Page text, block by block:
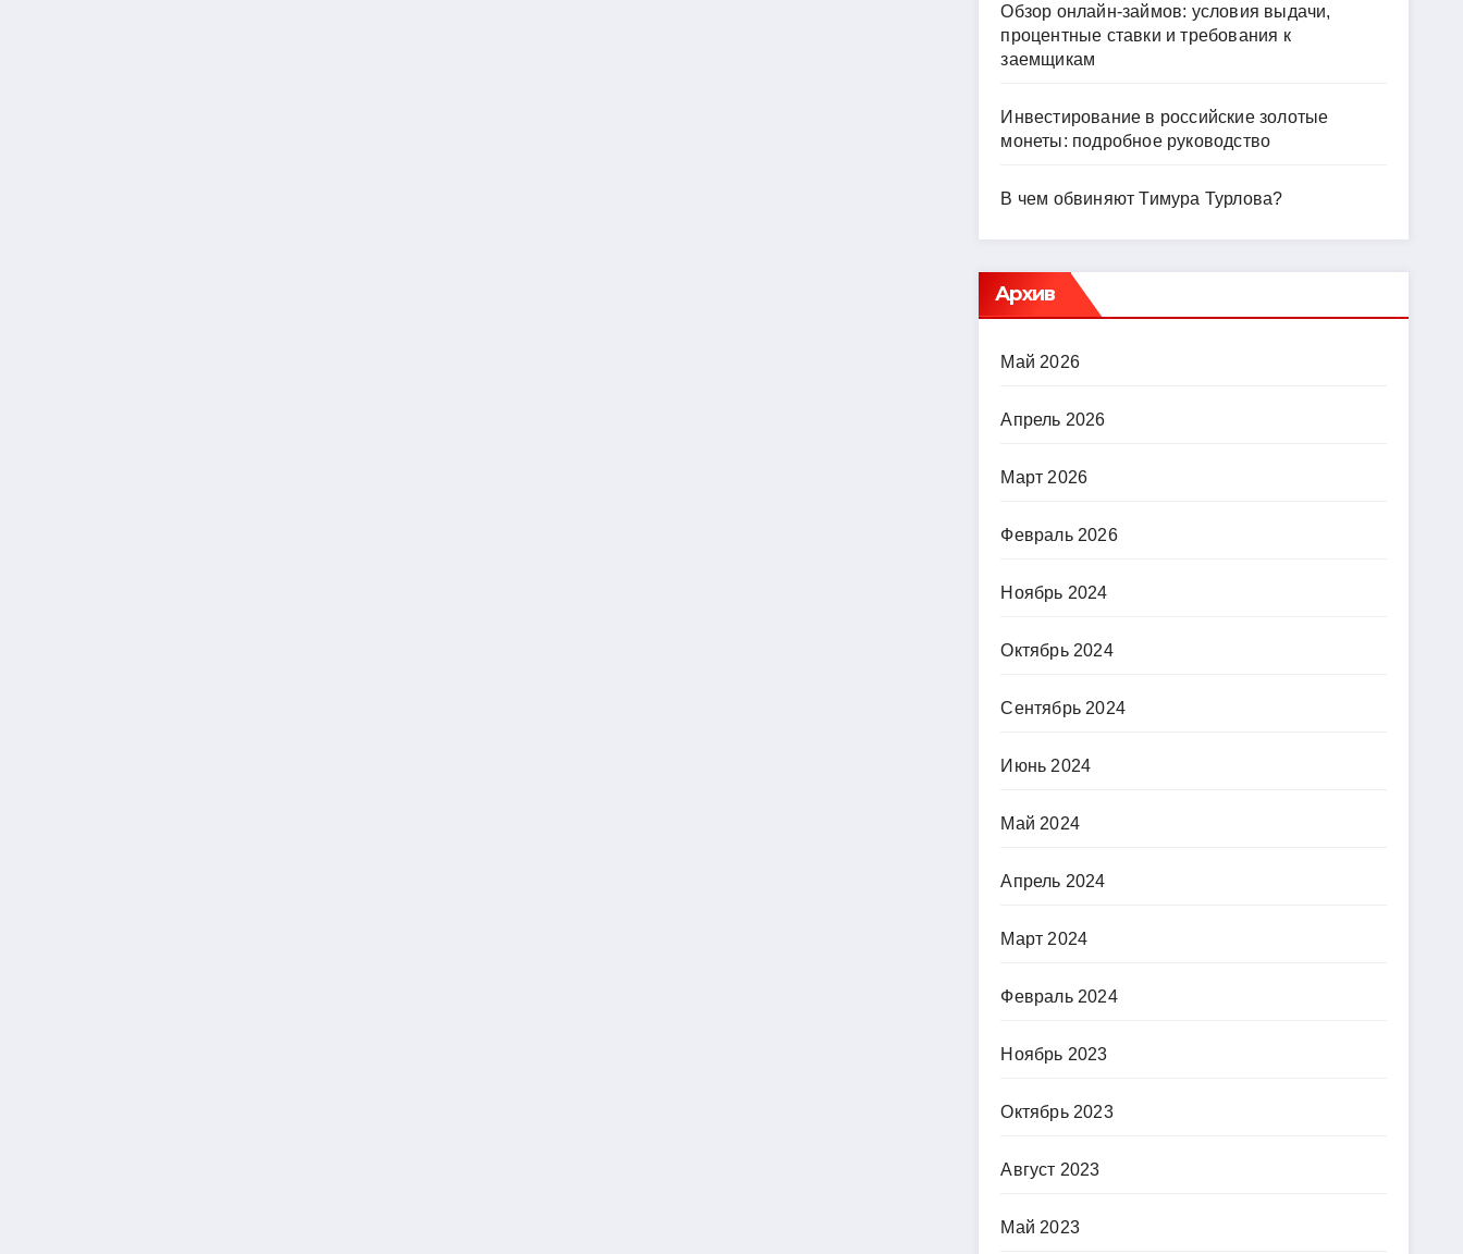
Обзор онлайн-займов: условия выдачи,
процентные ставки и требования к
заемщикам
Инвестирование в российские золотые
монеты: подробное руководство
В чем обвиняют Тимура Турлова?
Архив
Май 2026
Апрель 2026
Март 2026
Февраль 2026
Ноябрь 2024
Октябрь 2024
Сентябрь 2024
Июнь 2024
Май 2024
Апрель 2024
Март 2024
Февраль 2024
Ноябрь 2023
Октябрь 2023
Август 2023
Май 2023